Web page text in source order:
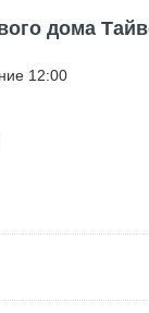
дома
12:00